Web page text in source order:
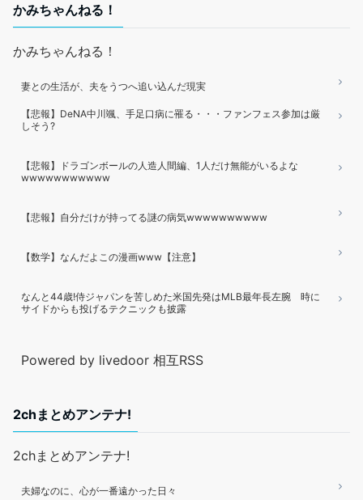
かみちゃんねる！
かみちゃんねる！
妻との生活が、夫をうつへ追い込んだ現実
【悲報】DeNA中川颯、手足口病に罹る・・・ファンフェス参加は厳
しそう?
【悲報】ドラゴンボールの人造人間編、1人だけ無能がいるよな
wwwwwwwwwww
【悲報】自分だけが持ってる謎の病気wwwwwwwwww
【数学】なんだよこの漫画www【注意】
なんと44歳!侍ジャパンを苦しめた米国先発はMLB最年長左腕 時に
サイドからも投げるテクニックも披露
Powered by livedoor 相互RSS
2chまとめアンテナ!
2chまとめアンテナ!
夫婦なのに、心が一番遠かった日々